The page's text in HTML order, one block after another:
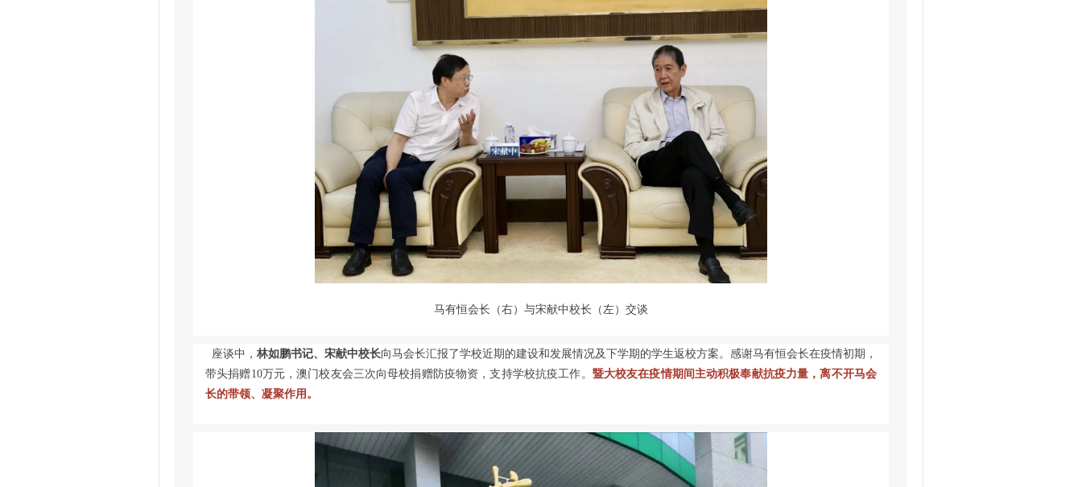
马有恒会长（右）与宋献中校长（左）交谈
座谈中， 林如鹏书记、宋献中校长向马会长汇报了学校近期的建设和发展情况及下学期的学生返校方案。感谢马有恒会长在疫情初期，
带头捐赠10万元，澳门校友会三次向母校捐赠防疫物资，支持学校抗疫工作。 暨大校友在疫情期间主动积极奉献抗疫力量，离不开马会
长的带领、凝聚作用。